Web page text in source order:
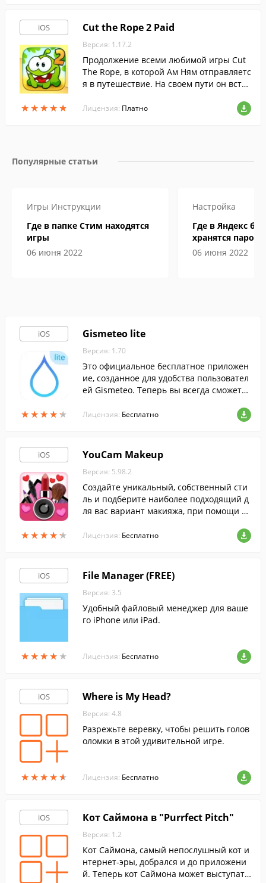
iOS
★★★★★
★★★★★
Cut the Rope 2 Paid
Версия: 1.17.2
Продолжение всеми любимой игры Cut
The Rope, в которой Ам Ням отправляетс
я в путешествие. На своем пути он встр
ещё больше сладостей.
Лицензия: Платно
Популярные статьи
Игры Инструкции
Где в папке Стим находятся
игры
06 июня 2022
Настройка
Где в Яндекс
хранятся пароли
06 июня 2022
iOS
★★★★★
★★★★★
Gismeteo lite
Версия: 1.70
Это официальное бесплатное приложен
ие, созданное для удобства пользовател
ей Gismeteo. Теперь вы всегда сможете
ственный прогноз погоды, даже если по
Лицензия: Бесплатно
iOS
★★★★★
★★★★★
YouCam Makeup
Версия: 5.98.2
Создайте уникальный, собственный сти
ль и подберите наиболее подходящий д
ля вас вариант макияжа, при помощи эт
Лицензия: Бесплатно
iOS
★★★★ ★
★★★★ ★
File Manager (FREE)
Версия: 3.5
Удобный файловый менеджер для ваше
го iPhone или iPad.
Лицензия: Бесплатно
iOS
★★★★★
★★★★★
Where is My Head?
Версия: 4.8
Разрежьте веревку, чтобы решить голов
оломки в этой удивительной игре.
Лицензия: Бесплатно
iOS Кот Саймона в "Purrfect Pitch"
Версия: 1.2
Кот Саймона, самый непослушный кот и
нтернет-эры, добрался и до приложени
й. Теперь кот Саймона может выступать